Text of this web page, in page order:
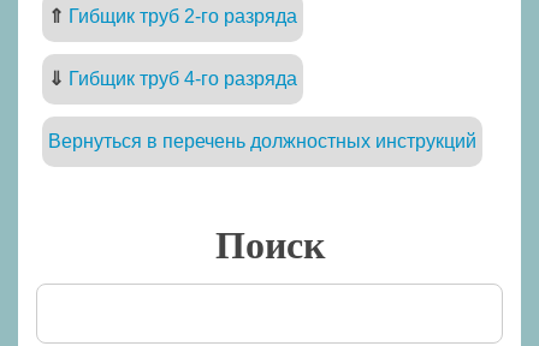
⇑ Гибщик труб 2-го разряда
⇓ Гибщик труб 4-го разряда
Вернуться в перечень должностных инструкций
Поиск